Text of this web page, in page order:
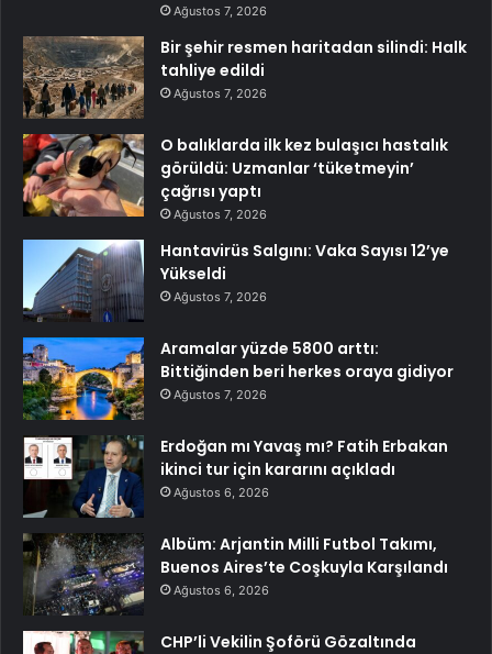
Ağustos 7, 2026
Bir şehir resmen haritadan silindi: Halk
tahliye edildi
Ağustos 7, 2026
O balıklarda ilk kez bulaşıcı hastalık
görüldü: Uzmanlar ‘tüketmeyin’
çağrısı yaptı
Ağustos 7, 2026
Hantavirüs Salgını: Vaka Sayısı 12’ye
Yükseldi
Ağustos 7, 2026
Aramalar yüzde 5800 arttı:
Bittiğinden beri herkes oraya gidiyor
Ağustos 7, 2026
Erdoğan mı Yavaş mı? Fatih Erbakan
ikinci tur için kararını açıkladı
Ağustos 6, 2026
Albüm: Arjantin Milli Futbol Takımı,
Buenos Aires’te Coşkuyla Karşılandı
Ağustos 6, 2026
CHP’li Vekilin Şoförü Gözaltında